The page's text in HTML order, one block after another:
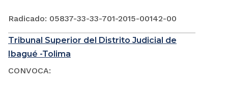
Radicado: 05837-33-33-701-2015-00142-00
Tribunal Superior del Distrito Judicial de
Ibagué -Tolima
CONVOCA: